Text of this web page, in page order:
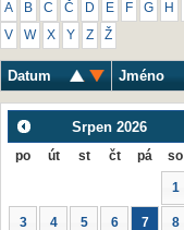
A B C Č D E F G H
V W X Y Z Ž
Datum Jméno
Srpen 2026
po út st čt pá so
1
3 4 5 6 7 8